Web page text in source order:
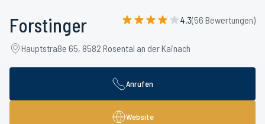
Forstinger 4.3(56 Bewertungen)
Hauptstraße 65, 8582 Rosental an der Kainach
Anrufen
Website